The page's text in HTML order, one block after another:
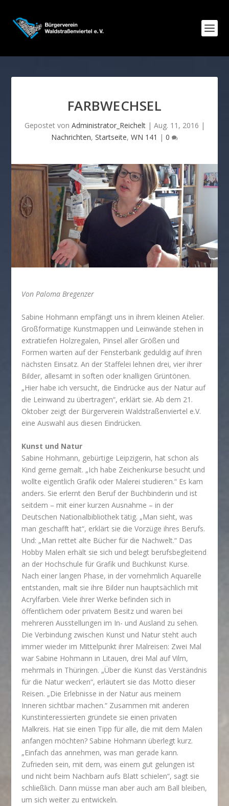
FARBWECHSEL
Gepostet von Administrator_Reichelt| Aug. 11, 2016 |
Nachrichten, Startseite, WN 141 | 0
Von Paloma Bregenzer
Sabine Hohmann empfängt uns in ihrem kleinen Atelier.
Großformatige Kunstmappen und Leinwände stehen in
extratiefen Holzregalen, Pinsel aller Größen und
Formen warten auf der Fensterbank geduldig auf ihren
nächsten Einsatz. An der Staffelei lehnen drei, vier ihrer
Bilder, allesamt in soften oder knalligen Grüntönen.
„Hier habe ich versucht, die Eindrücke aus der Natur auf
die Leinwand zu übertragen“, erklärt sie. Ab dem 21.
Oktober zeigt der Bürgerverein Waldstraßenviertel e.V.
eine Auswahl aus diesen Eindrücken.
Kunst und Natur
Sabine Hohmann, gebürtige Leipzigerin, hat schon als
Kind gerne gemalt. „Ich habe Zeichenkurse besucht und
wollte eigentlich Grafik oder Malerei studieren.“ Es kam
anders. Sie erlernt den Beruf der Buchbinderin und ist
seitdem – mit einer kurzen Ausnahme – in der
Deutschen Nationalbibliothek tätig. „Man sieht, was
man geschafft hat“, erklärt sie die Vorzüge ihres Berufs.
Und: „Man rettet alte Bücher für die Nachwelt.“ Das
Hobby Malen erhält sie sich und belegt berufsbegleitend
an der Hochschule für Grafik und Buchkunst Kurse.
Nach einer langen Phase, in der vornehmlich Aquarelle
entstanden, malt sie ihre Bilder nun hauptsächlich mit
Acrylfarben. Viele ihrer Werke befinden sich in
öffentlichem oder privatem Besitz und waren bei
mehreren Ausstellungen im In- und Ausland zu sehen.
Die Verbindung zwischen Kunst und Natur steht auch
immer wieder im Mittelpunkt ihrer Malreisen: Zwei Mal
war Sabine Hohmann in Litauen, drei Mal auf Vilm,
mehrmals in Thüringen. „Über die Kunst das Verständnis
für die Natur wecken“, erläutert sie das Motto dieser
Reisen. „Die Erlebnisse in der Natur aus meinem
Inneren sichtbar machen.“ Zusammen mit anderen
Kunstinteressierten gründete sie einen privaten
Malkreis. Hat sie einen Tipp für alle, die mit dem Malen
anfangen möchten? Sabine Hohmann überlegt kurz.
„Einfach das annehmen, was man gerade kann.
Zufrieden sein, mit dem, was einem gut gelungen ist
und nicht beim Nachbarn aufs Blatt schielen“, sagt sie
schließlich. Dann müsse man aber auch am Ball bleiben,
um sich weiter zu entwickeln.